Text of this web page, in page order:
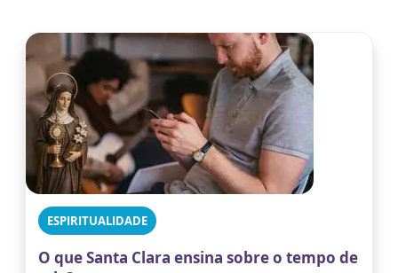
ESPIRITUALIDADE
O que Santa Clara ensina sobre o tempo de